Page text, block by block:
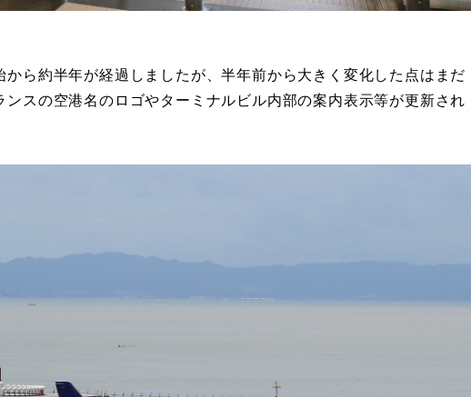
から約半年が経過しましたが、半年前から大きく変化した点はまだ
ンスの空港名のロゴやターミナルビル内部の案内表示等が更新され